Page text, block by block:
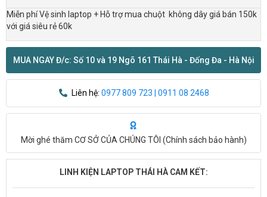
Miễn phí Vệ sinh laptop + Hỗ trợ mua chuột không dây giá bán 150k
với giá siêu rẻ 60k
MUA NGAY Đ/c: Số 10 và 19 Ngõ 161 Thái Hà - Đống Đa - Hà Nội
Liên hệ: 0977 809 723 | 0911 08 2468
Mời ghé thăm CƠ SỞ CỦA CHÚNG TÔI (Chính sách bảo hành)
LINH KIỆN LAPTOP THÁI HÀ CAM KẾT: